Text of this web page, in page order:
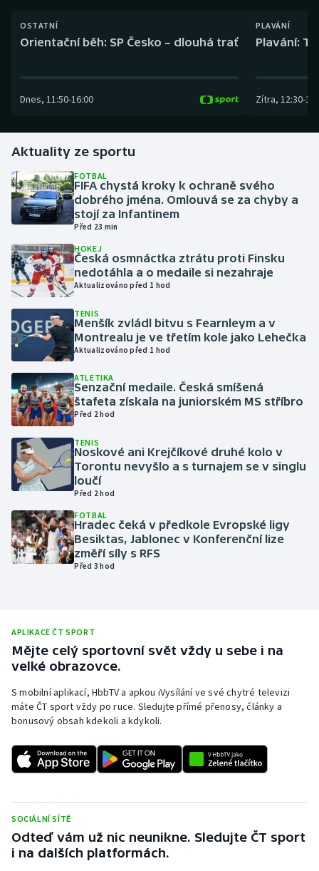
Box
Dostihy
Florbal
Golf
Gymnastika
Házená
Jezdectví
Judo
Lezení
Lyže a snowboard
Moderní pětiboj
Olympijské hry
Plážový volejbal
Rychlobruslení
Rychlostní kanoistika
Sportovní střelba
Stolní tenis
OSTATNÍ
Orientační běh: SP Česko – dlouhá trať
Dnes, 11:50-16:00
PLAVÁNÍ
Plavání:
Zítra, 12:30-
Aktuality ze sportu
FOTBAL
FIFA chystá kroky k ochraně svého
dobrého jména. Omlouvá se za chyby a
stojí za Infantinem
Před 23 min
HOKEJ
Česká osmnáctka ztrátu proti Finsku
nedotáhla a o medaile si nezahraje
Aktualizováno před 1 hod
TENIS
Menšík zvládl bitvu s Fearnleym a v
Montrealu je ve třetím kole jako Lehečka
Aktualizováno před 1 hod
ATLETIKA
Senzační medaile. Česká smíšená
štafeta získala na juniorském MS stříbro
Před 2 hod
TENIS
Noskové ani Krejčíkové druhé kolo v
Torontu nevyšlo a s turnajem se v singlu
loučí
Před 2 hod
FOTBAL
Hradec čeká v předkole Evropské ligy
Besiktas, Jablonec v Konferenční lize
změří síly s RFS
Před 3 hod
APLIKACE ČT SPORT
Mějte celý sportovní svět vždy u sebe i na
velké obrazovce.
S mobilní aplikací, HbbTV a apkou iVysílání ve své chytré televizi
máte ČT sport vždy po ruce. Sledujte přímé přenosy, články a
bonusový obsah kdekoli a kdykoli.
SOCIÁLNÍ SÍTĚ
Odteď vám už nic neunikne. Sledujte ČT sport
i na dalších platformách.